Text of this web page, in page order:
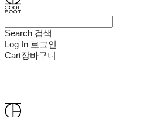
Search 검색
Log In 로그인
Cart장바구니